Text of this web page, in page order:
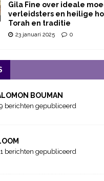
Gila Fine over ideale
verleidsters en heilige
Torah en traditie
23 januari 2025 0
BOUMAN
berichten gepubliceerd
berichten gepubliceerd